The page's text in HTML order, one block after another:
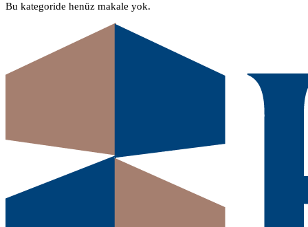
Bu kategoride henüz makale yok.